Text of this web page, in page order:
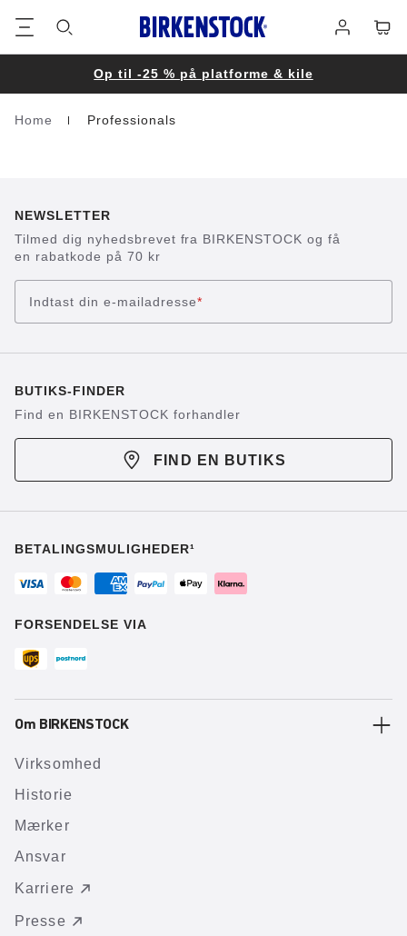
på
Op til -25 % på platforme & kile
Homepage
Home Professionals
NEWSLETTER
Tilmed dig nyhedsbrevet fra BIRKENSTOCK og få
en rabatkode på 70 kr
Indtast din e-mailadresse*
BUTIKS-FINDER
Find en BIRKENSTOCK forhandler
FIND EN BUTIKS
BETALINGSMULIGHEDER¹
FORSENDELSE VIA
Om BIRKENSTOCK
Virksomhed
Historie
Mærker
Ansvar
Karriere
Presse